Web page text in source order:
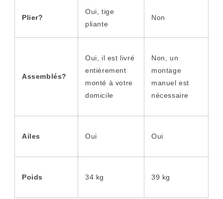
Plier?
Oui, tige
pliante
Non
Assemblés?
Oui, il est livré
entièrement
monté à votre
domicile
Non, un
montage
manuel est
nécessaire
Ailes Oui Oui
Poids 34 kg 39 kg